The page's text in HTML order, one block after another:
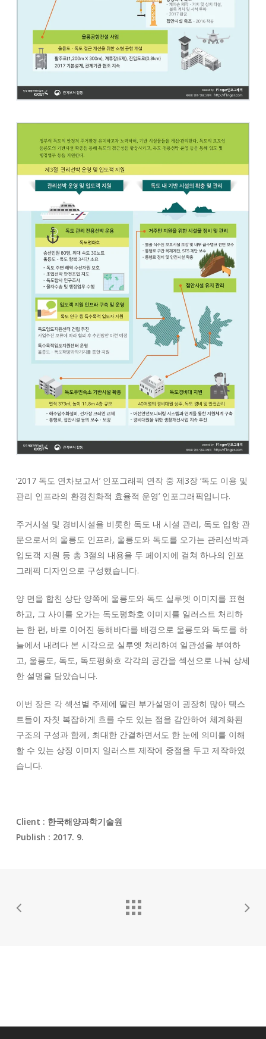
‘2017 독도 연차보고서’ 인포그래픽 연작 중 제3장 ‘독도 이용 및
관리 인프라의 환경친화적 효율적 운영’ 인포그래픽입니다.
주거시설 및 경비시설을 비롯한 독도 내 시설 관리, 독도 입항 관
문으로서의 울릉도 인프라, 울릉도와 독도를 오가는 관리선박과
입도객 지원 등 총 3절의 내용을 두 페이지에 걸쳐 하나의 인포
그래픽 디자인으로 구성했습니다.
양 면을 합친 상단 양쪽에 울릉도와 독도 실루엣 이미지를 표현
하고, 그 사이를 오가는 독도평화호 이미지를 일러스트 처리하
는 한 편, 바로 이어진 동해바다를 배경으로 울릉도와 독도를 하
늘에서 내려다 본 시각으로 실루엣 처리하여 일관성을 부여하
고, 울릉도, 독도, 독도평화호 각각의 공간을 섹션으로 나눠 상세
한 설명을 담았습니다.
이번 장은 각 섹션별 주제에 딸린 부가설명이 굉장히 많아 텍스
트들이 자칫 복잡하게 흐를 수도 있는 점을 감안하여 체계화된
구조의 구성과 함께, 최대한 간결하면서도 한 눈에 의미를 이해
할 수 있는 상징 이미지 일러스트 제작에 중점을 두고 제작하였
습니다.
Client : 한국해양과학기술원
Publish : 2017. 9.